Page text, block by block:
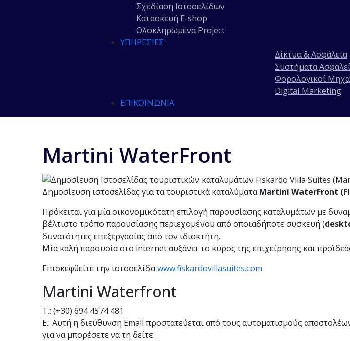
Σχεδίαση Ιστοσελίδων
Κατασκευή E-shop
Ολοκληρωμένα Project
ΥΠΗΡΕΣΊΕΣ
Δίκτυα & Ασφάλεια
Συστήματα
Φορολογικοί
Digital Marketing
ΕΠΙΚΟΙΝΩΝΊΑ
Martini WaterFront
Δημοσίευση ιστοσελίδας για τα τουριστικά καταλύματαMartini WaterFront
Πρόκειται για μία οικονομικότατη επιλογή παρουσίασης καταλυμάτων με
βέλτιστο τρόπο παρουσίασης περιεχομένου από οποιαδήποτε συσκευή (
δυνατότητες επεξεργασίας από τον ιδιοκτήτη.
Μία καλή παρουσία στο internet αυξάνει το κύρος της επιχείρησης και
Επισκεφθείτε την ιστοσελίδαwww.fiskardovillasuites.com
Martini Waterfront
Τ.: (+30) 694 4574 481
E.: Αυτή η διεύθυνση Email προστατεύεται από τους αυτοματισμούς
για να μπορέσετε να τη δείτε.